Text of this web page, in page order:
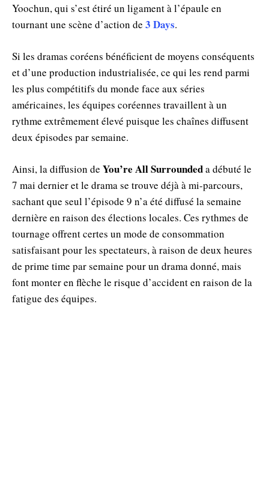
Yoochun, qui s’est étiré un ligament à l’épaule en
tournant une scène d’action de 3 Days.
Si les dramas coréens bénéficient de moyens conséquents
et d’une production industrialisée, ce qui les rend parmi
les plus compétitifs du monde face aux séries
américaines, les équipes coréennes travaillent à un
rythme extrêmement élevé puisque les chaînes diffusent
deux épisodes par semaine.
Ainsi, la diffusion de You’re All Surroundeda débuté le
7 mai dernier et le drama se trouve déjà à mi-parcours,
sachant que seul l’épisode 9 n’a été diffusé la semaine
dernière en raison des élections locales. Ces rythmes de
tournage offrent certes un mode de consommation
satisfaisant pour les spectateurs, à raison de deux heures
de prime time par semaine pour un drama donné, mais
font monter en flèche le risque d’accident en raison de la
fatigue des équipes.